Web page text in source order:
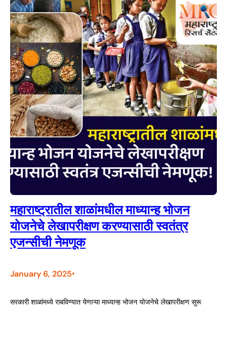
महाराष्ट्रातील शाळांमधील माध्यान्ह भोजन
योजनेचे लेखापरीक्षण करण्यासाठी स्वतंत्र
एजन्सीची नेमणूक
January 6, 2025•
सरकारी शाळांमध्ये राबविण्यात येणाऱ्या माध्यान्ह भोजन योजनेचे लेखापरीक्षण सुरू